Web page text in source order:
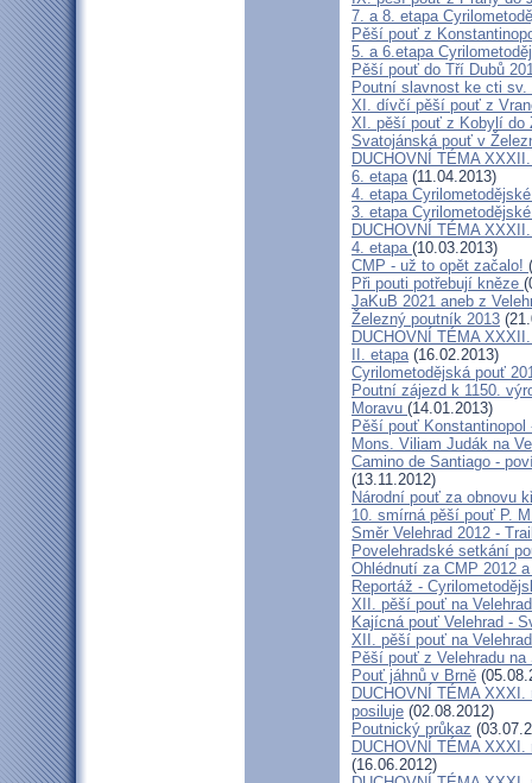
7. a 8. etapa
Pěší pouť z
5. a 6.etapa
Pěší pouť do Tří Dubů
Poutní slavnost ke cti sv.
XI. dívčí pěší pouť z
XI. pěší pouť z Kobylí do
Svatojánská pouť v
DUCHOVNÍ TÉMA
6. etapa(11.04.2013)
4. etapa
3. etapa
DUCHOVNÍ TÉMA
4. etapa (10.03.2013)
CMP - už to opět začalo!
Při pouti potřebují kněze
JaKuB 2021 aneb z
Železný poutník 2013
DUCHOVNÍ TÉMA
II. etapa(16.02.2013)
Cyrilometodějská pouť
Poutní zájezd k 1150.
Moravu (14.01.2013)
Pěší pouť Konstantinopol
Mons. Viliam Judák na
Camino de Santiago -
(13.11.2012)
Národní pouť za obnovu
10. smírná pěší pouť P.
Směr Velehrad 2012 -
Povelehradské setkání
Ohlédnutí za CMP 2012
Reportáž -
XII. pěší pouť na
Kajícná pouť Velehrad -
XII. pěší pouť na
Pěší pouť z Velehradu na
Pouť jáhnů v Brně
DUCHOVNÍ TÉMA
posiluje (02.08.2012)
Poutnický průkaz
DUCHOVNÍ TÉMA
(16.06.2012)